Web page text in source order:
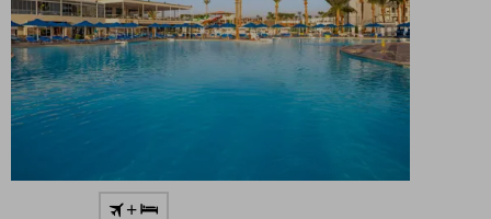
vakantieadres
+